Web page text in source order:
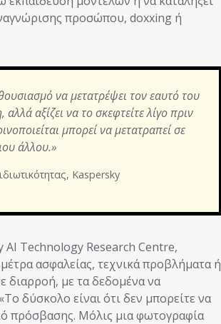
προσώπου, doxxing ή
να μετατρέψει τον εαυτό του
αξίζει να το σκεφτείτε λίγο πριν
μπορεί να μετατραπεί σε
άλλου.»
Kaspersky
Technology Research Centre,
μέτρα ασφαλείας, τεχνικά προβλήματα ή
με τα δεδομένα να
δύσκολο είναι ότι δεν μπορείτε να
πρόσβασης. Μόλις μια φωτογραφία